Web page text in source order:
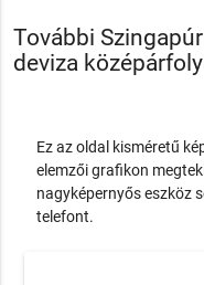
További
deviza
Ez az oldal kisméretű
elemzői grafikon
nagyképernyős eszköz
telefont.